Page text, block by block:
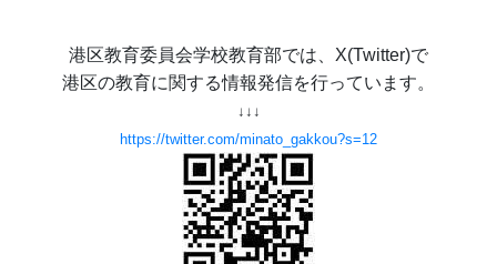
港区教育委員会学校教育部では、X(Twitter)で
港区の教育に関する情報発信を行っています。
↓↓↓
https://twitter.com/minato_gakkou?s=12